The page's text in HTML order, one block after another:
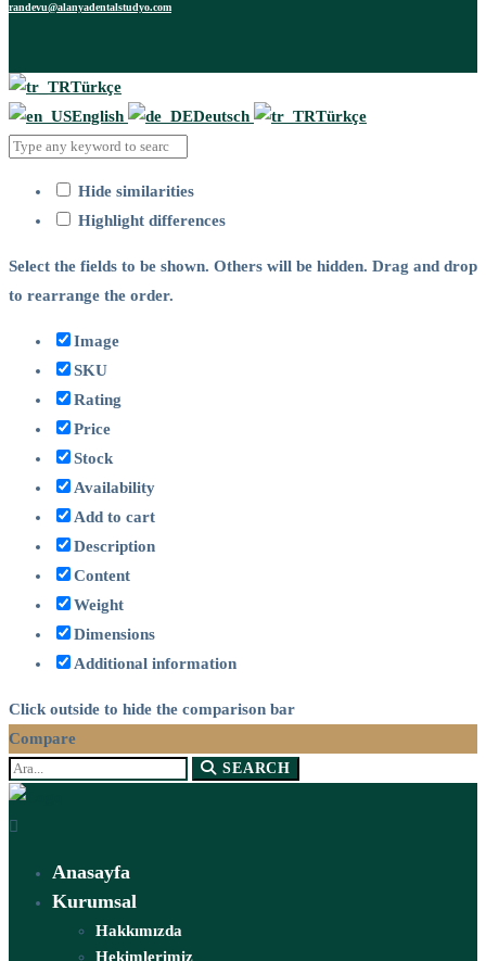
randevu@alanyadentalstudyo.com
Türkçe
English
Deutsch Türkçe
Hide similarities
Highlight differences
Select the fields to be shown. Others will be hidden. Drag and drop
to rearrange the order.
Image
SKU
Rating
Price
Stock
Availability
Add to cart
Description
Content
Weight
Dimensions
Additional information
Click outside to hide the comparison bar
Compare
Search
for:
SEARCH
Anasayfa
Kurumsal
Hakkımızda
Hekimlerimiz